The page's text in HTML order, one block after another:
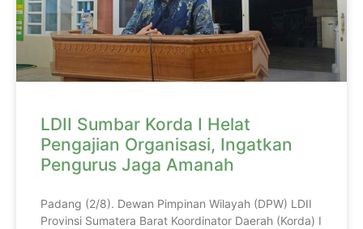
LDII Sumbar Korda I Helat
Pengajian Organisasi, Ingatkan
Pengurus Jaga Amanah
Padang (2/8). Dewan Pimpinan Wilayah (DPW) LDII
Provinsi Sumatera Barat Koordinator Daerah (Korda) I